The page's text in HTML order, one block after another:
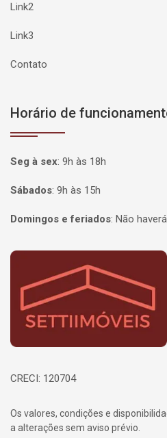
Link2
Link3
Contato
Horário de
Seg à sex: 9h às 18h
Sábados: 9h às 15h
Domingos e feriados: Não
Página inicial
CRECI: 120704
Os valores, condições e
a alterações sem aviso prévio.